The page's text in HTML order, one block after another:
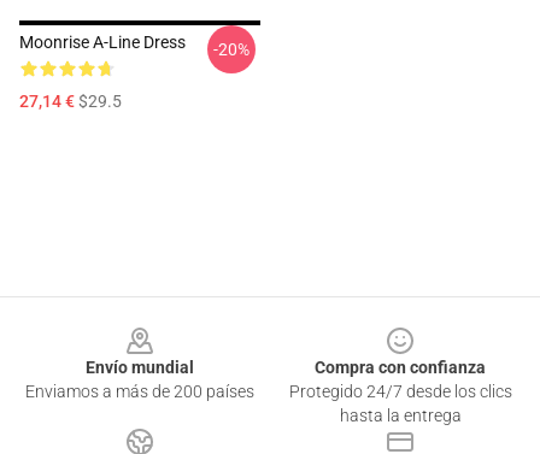
Moonrise A-Line Dress
27,14 €$29.5
-20%
Envío mundial
Enviamos a más de 200 países
Compra con confianza
Protegido 24/7 desde los clics
hasta la entrega